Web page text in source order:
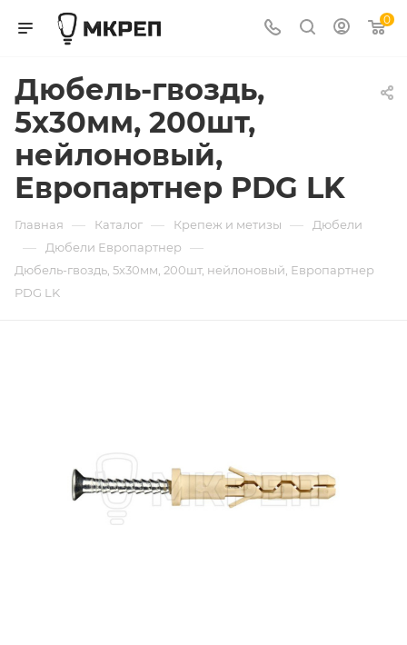
0
Дюбель-гвоздь,
5х30мм, 200шт,
нейлоновый,
Европартнер PDG LK
Главная — Каталог — Крепеж и метизы — Дюбели
— Дюбели Европартнер —
Дюбель-гвоздь, 5х30мм, 200шт, нейлоновый, Европартнер
PDG LK